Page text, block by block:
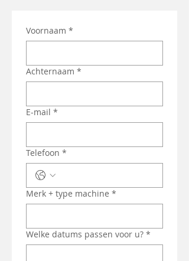
Voornaam *
Achternaam *
E-mail *
Telefoon *
Merk + type machine *
Welke datums passen voor u? *